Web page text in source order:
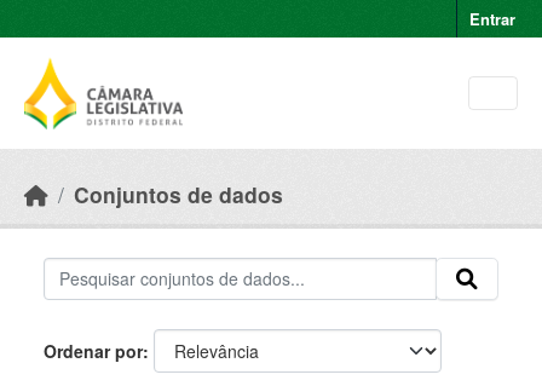
Entrar
Conjuntos de dados
Ordenar por